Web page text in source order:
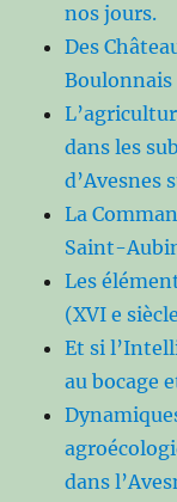
nos jours.
Des
Boulonnais
dans les
d’Avesnes
La
Saint-
Les
(XVI e
Et si
au bocage
dans